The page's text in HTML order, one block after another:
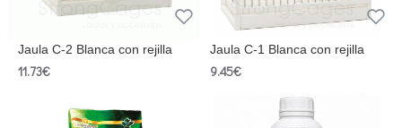
Jaula C-2 Blanca con rejilla
11.73€
Jaula C-1 Blanca con rejilla
9.45€